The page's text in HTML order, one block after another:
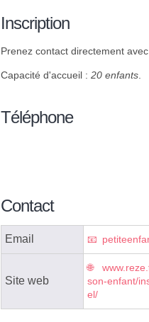
Inscription
Prenez contact directement
Capacité d'accueil : 20 enfants
Téléphone
Contact
Email
Site web
son-enfant/
el/